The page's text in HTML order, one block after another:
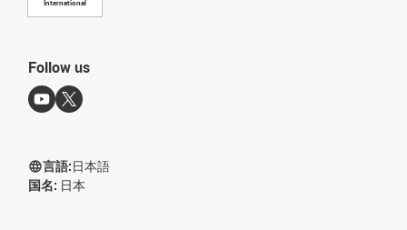
International
Follow us
言語:日本語
国名: 日本